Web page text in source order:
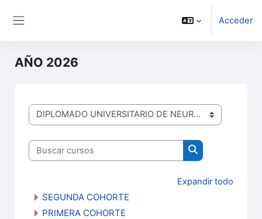
Acceder
AÑO 2026
DIPLOMADOS
Buscar cursos
Buscar cursos
Expandir todo
SEGUNDA COHORTE
PRIMERA COHORTE